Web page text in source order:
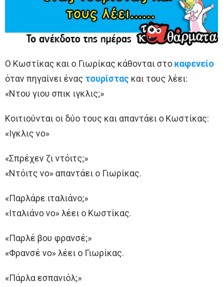
Ο Κωστίκας και ο Γιωρίκας κάθονται στο καφενείο
όταν πηγαίνει ένας τουρίστας και τους λέει:
«Ντου γιου σπικ ιγκλις;»
Κοιτιούνται οι δύο τους και απαντάει ο Κωστίκας:
«Ιγκλις νο»
«Σπρέχεν ζι ντόιτς;»
«Ντόιτς νο» απαντάει ο Γιωρίκας.
«Παρλάρε ιταλιάνο;»
«Ιταλιάνο νο» λέει ο Κωστίκας.
«Παρλέ βου φρανσέ;»
«Φρανσέ νο» λέει ο Γιωρίκας.
«Πάρλα εσπανιόλ;»